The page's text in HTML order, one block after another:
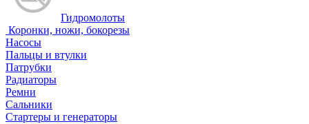
Гидромолоты
Коронки, ножи, бокорезы
Насосы
Пальцы и втулки
Патрубки
Радиаторы
Ремни
Сальники
Стартеры и генераторы